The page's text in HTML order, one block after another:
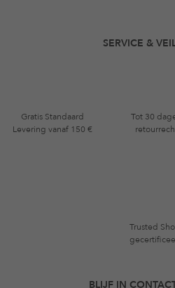
SERVICE &
Gratis Standaard
Levering vanaf 150 €
Tot 30
Trusted
BLIJF IN